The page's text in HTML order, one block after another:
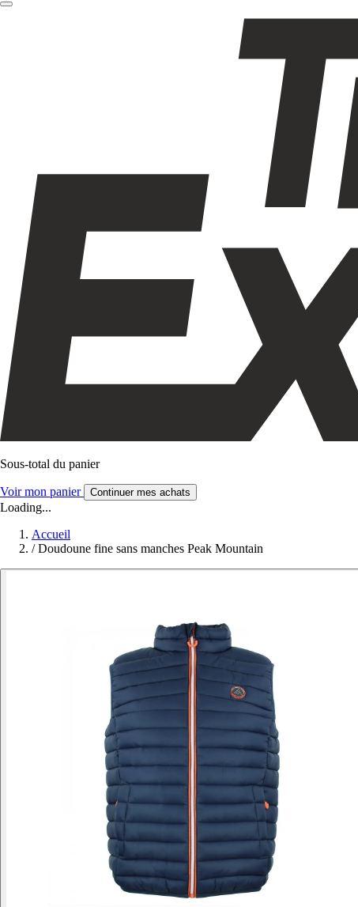
Sous-total du panier
Voir mon panier Continuer mes achats
Loading...
Accueil
/ Doudoune fine sans manches Peak Mountain